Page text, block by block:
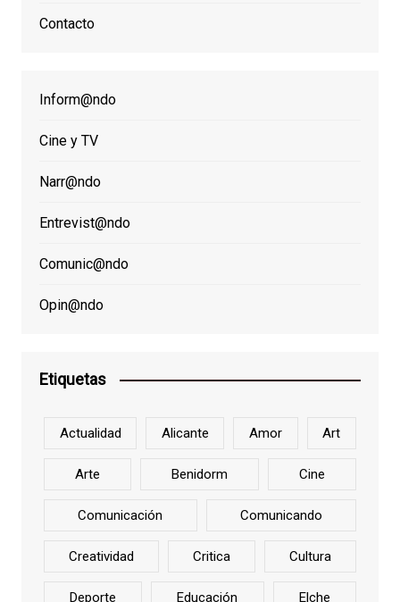
Contacto
Inform@ndo
Cine y TV
Narr@ndo
Entrevist@ndo
Comunic@ndo
Opin@ndo
Etiquetas
Actualidad Alicante Amor Art
Arte Benidorm Cine
Comunicación Comunicando
Creatividad Critica Cultura
Deporte Educación Elche